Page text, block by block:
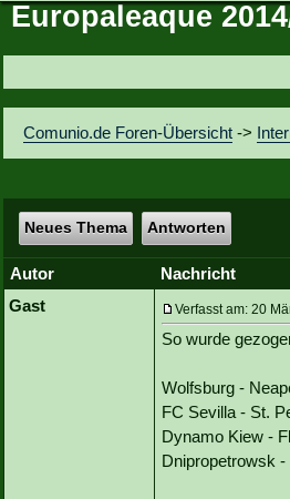
Hot News
Vereinsdiskussion
Vereinsfragen
Vereine
Europaleaque
Comunio.de Foren-Übersicht ->
Neues Thema Antworten
Autor
Nachricht
Gast
Verfasst am: 20
So wurde
Wolfsburg -
FC Sevilla - St.
Dynamo Kiew -
Dnipropetrowsk -